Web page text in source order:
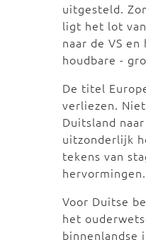
uitgesteld.
ligt het lot
naar de VS
houdbare -
De titel
verliezen.
Duitsland
uitzonderlijk
tekens van
hervormingen.
Voor Duitse
het
binnenlandse